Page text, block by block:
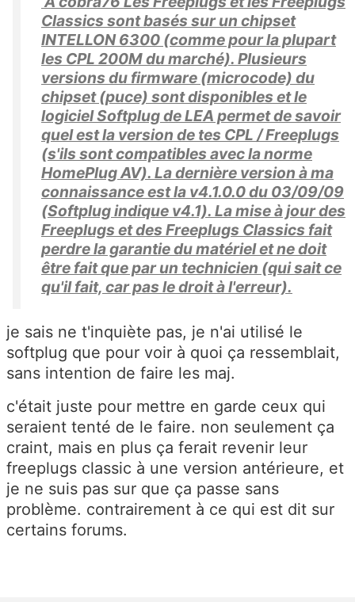
Classics sont basés sur un chipset
INTELLON 6300 (comme pour la plupart
les CPL 200M du marché). Plusieurs
versions du firmware (microcode) du
chipset (puce) sont disponibles et le
logiciel Softplug de LEA permet de savoir
quel est la version de tes CPL / Freeplugs
(s'ils sont compatibles avec la norme
HomePlug AV). La dernière version à ma
connaissance est la v4.1.0.0 du 03/09/09
(Softplug indique v4.1). La mise à jour des
Freeplugs et des Freeplugs Classics fait
perdre la garantie du matériel et ne doit
être fait que par un technicien (qui sait ce
qu'il fait, car pas le droit à l'erreur).
je sais ne t'inquiète pas, je n'ai utilisé le
softplug que pour voir à quoi ça ressemblait,
sans intention de faire les maj.
c'était juste pour mettre en garde ceux qui
seraient tenté de le faire. non seulement ça
craint, mais en plus ça ferait revenir leur
freeplugs classic à une version antérieure, et
je ne suis pas sur que ça passe sans
problème. contrairement à ce qui est dit sur
certains forums.